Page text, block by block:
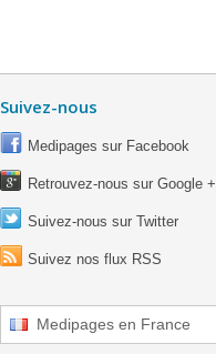
Suivez-nous
Medipages sur Facebook
Retrouvez-nous sur Google +
Suivez-nous sur Twitter
Suivez nos flux RSS
Medipages en France